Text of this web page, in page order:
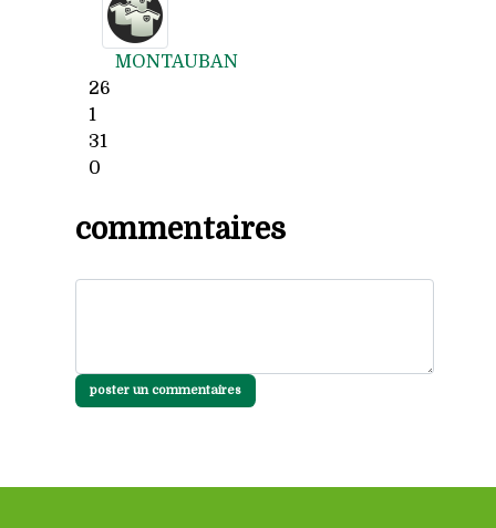
MONTAUBAN
26
1
31
0
commentaires
poster un commentaires